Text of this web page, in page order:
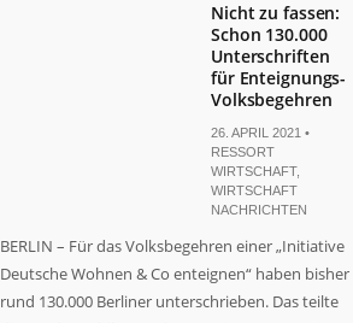
Nicht zu fassen:
Schon 130.000
Unterschriften
für Enteignungs-
Volksbegehren
26. APRIL 2021 •
RESSORT
WIRTSCHAFT,
WIRTSCHAFT
NACHRICHTEN
BERLIN – Für das Volksbegehren einer „Initiative
Deutsche Wohnen & Co enteignen“ haben bisher
rund 130.000 Berliner unterschrieben. Das teilte